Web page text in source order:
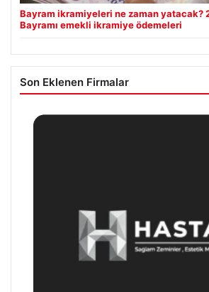
Bayram ikramiyeleri ne zaman yatacak?
Bayramı emekli ikramiye ödemeleri
Son Eklenen Firmalar